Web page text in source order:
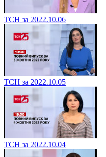
ТСН за 2022.10.06
ТСН за 2022.10.05
ТСН за 2022.10.04